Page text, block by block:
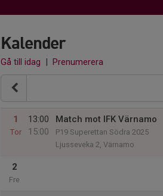
Kalender
Gå till idag | Prenumerera
1
Tor
13:00
15:00
Match mot IFK Värnamo
P19 Superettan Södra 2025
Ljusseveka 2, Värnamo
2
Fre